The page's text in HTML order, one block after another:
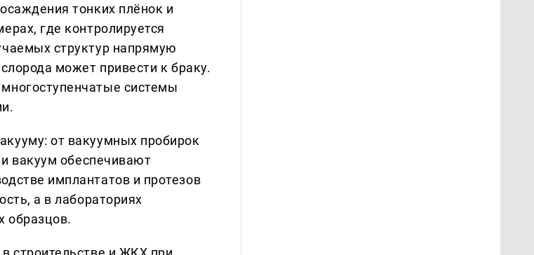
тонких плёнок и
где контролируется
структур напрямую
может привести к браку.
системы
от вакуумных пробирок
вакуум обеспечивают
имплантатов и протезов
а в лабораториях
образцов.